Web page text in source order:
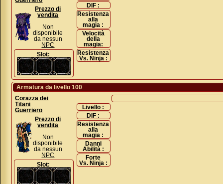
Prezzo di
vendita
Non
disponibile
da nessun
NPC
Slot:
DIF :
Resistenza
alla
magia :
Velocità
della
magia:
Resistenza
Vs. Ninja :
Armatura da livello 100
Corazza dei
Titani
Guerriero
Prezzo di
vendita
Non
disponibile
da nessun
NPC
Slot:
Livello :
DIF :
Resistenza
alla
magia :
Danni
Abilità :
Forte
Vs. Ninja :